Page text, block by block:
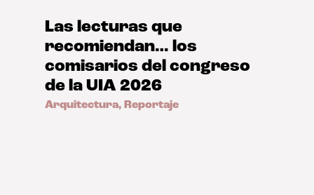
Las lecturas que
recomiendan… los
comisarios del congreso
de la UIA 2026
Arquitectura, Reportaje